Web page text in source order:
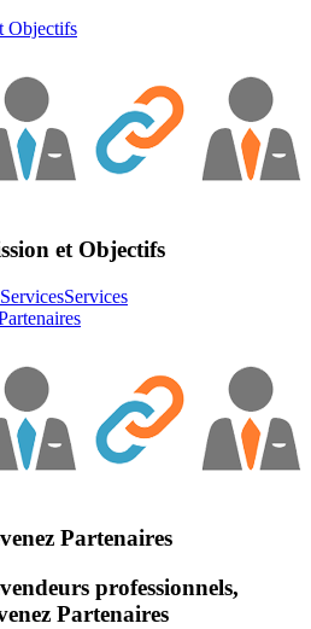
Objectifs
et Objectifs
Services
Partenaires
professionnels,
Partenaires